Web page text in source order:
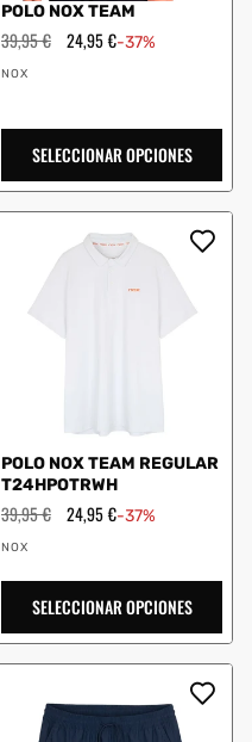
POLO NOX TEAM
Precio
habitual
39,95 € Precio
24,95 €-37%
Proveedor:
NOX
SELECCIONAR OPCIONES
POLO NOX TEAM REGULAR
T24HPOTRWH
Precio
habitual
39,95 € Precio
24,95 €-37%
Proveedor:
NOX
SELECCIONAR OPCIONES